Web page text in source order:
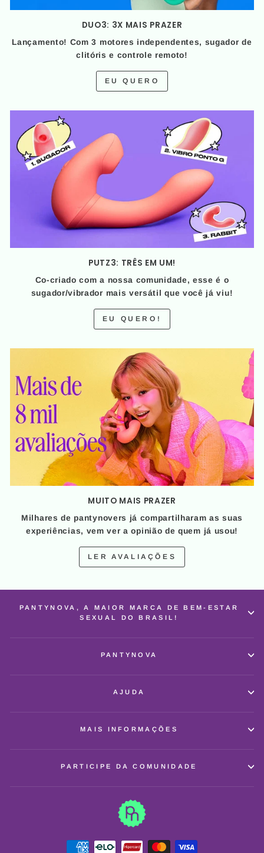
DUO3: 3X MAIS PRAZER
Lançamento! Com 3 motores independentes, sugador de
clitóris e controle remoto!
EU QUERO
PUTZ3: TRÊS EM UM!
Co-criado com a nossa comunidade, esse é o
sugador/vibrador mais versátil que você já viu!
EU QUERO!
MUITO MAIS PRAZER
Milhares de pantynovers já compartilharam as suas
experiências, vem ver a opinião de quem já usou!
LER AVALIAÇÕES
PANTYNOVA, A MAIOR MARCA DE BEM-ESTAR
SEXUAL DO BRASIL!
PANTYNOVA
AJUDA
MAIS INFORMAÇÕES
PARTICIPE DA COMUNIDADE